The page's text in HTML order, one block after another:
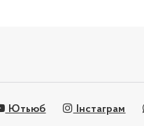
Ютьюб Інстаграм